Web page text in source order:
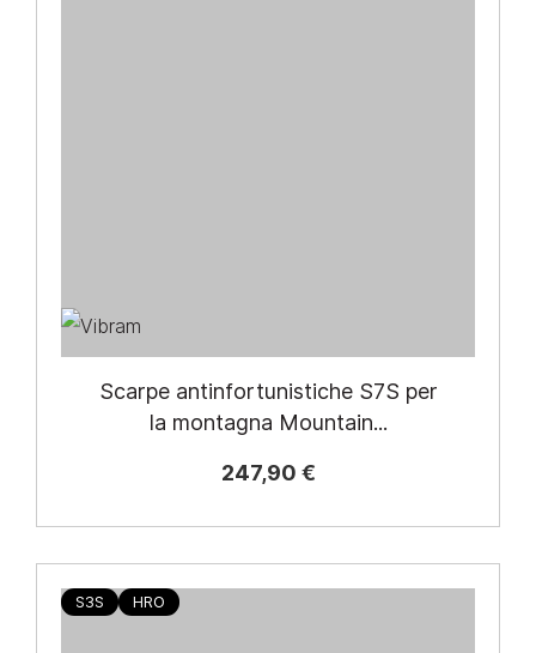
Scarpe antinfortunistiche S7S per
la montagna Mountain...
247,90 €
S3S HRO